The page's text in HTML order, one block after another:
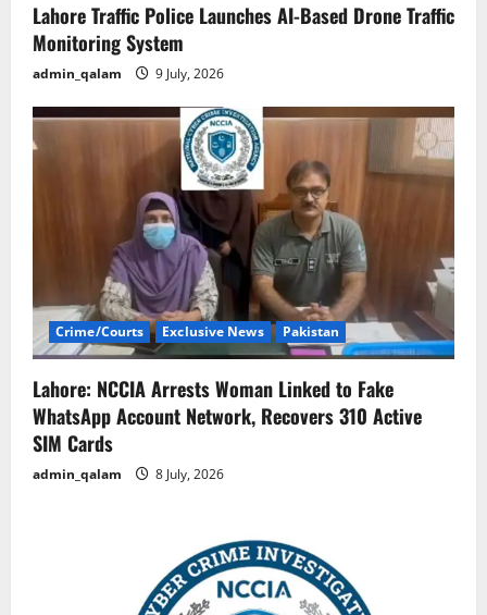
Lahore Traffic Police Launches AI-Based Drone Traffic
Monitoring System
admin_qalam 9 July, 2026
Crime/Courts Exclusive News Pakistan
Lahore: NCCIA Arrests Woman Linked to Fake
WhatsApp Account Network, Recovers 310 Active
SIM Cards
admin_qalam 8 July, 2026